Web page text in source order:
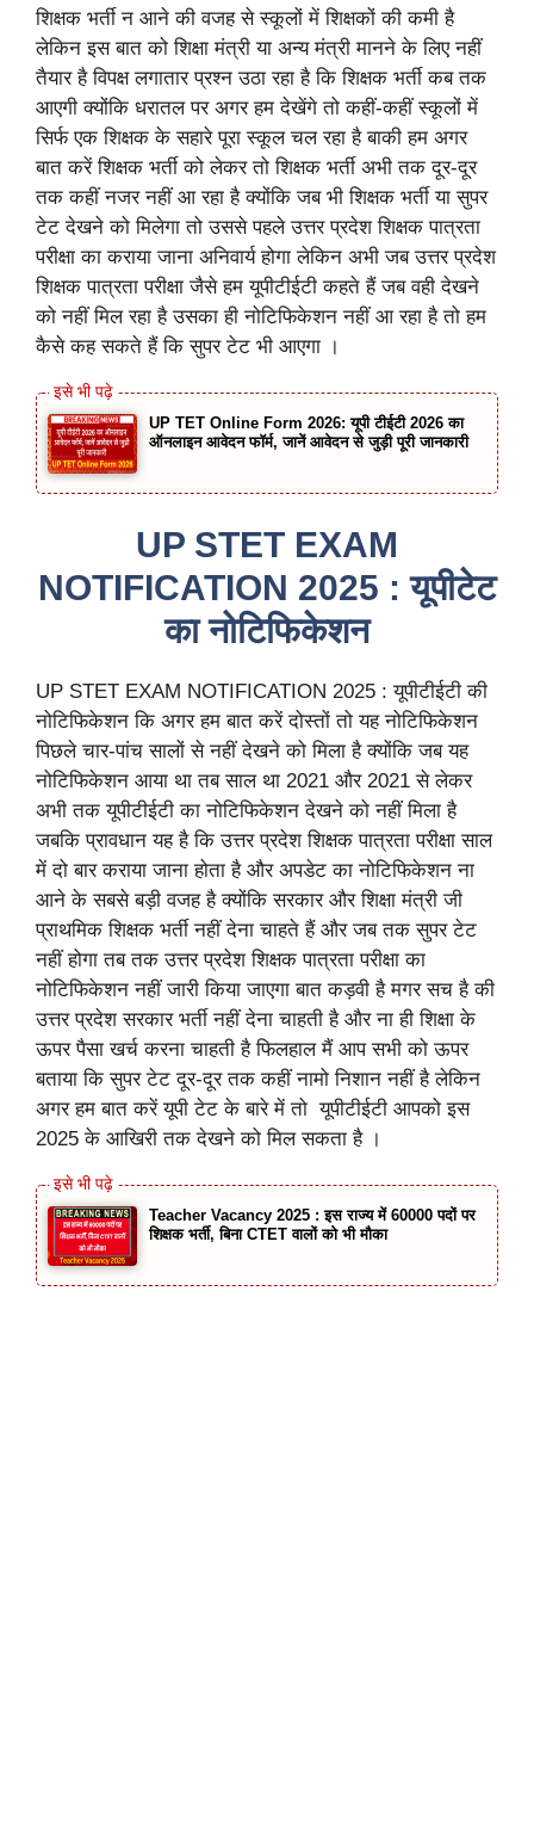
शिक्षक भर्ती न आने की वजह से स्कूलों में शिक्षकों की कमी है
लेकिन इस बात को शिक्षा मंत्री या अन्य मंत्री मानने के लिए नहीं
तैयार है विपक्ष लगातार प्रश्न उठा रहा है कि शिक्षक भर्ती कब तक
आएगी क्योंकि धरातल पर अगर हम देखेंगे तो कहीं-कहीं स्कूलों में
सिर्फ एक शिक्षक के सहारे पूरा स्कूल चल रहा है बाकी हम अगर
बात करें शिक्षक भर्ती को लेकर तो शिक्षक भर्ती अभी तक दूर-दूर
तक कहीं नजर नहीं आ रहा है क्योंकि जब भी शिक्षक भर्ती या सुपर
टेट देखने को मिलेगा तो उससे पहले उत्तर प्रदेश शिक्षक पात्रता
परीक्षा का कराया जाना अनिवार्य होगा लेकिन अभी जब उत्तर प्रदेश
शिक्षक पात्रता परीक्षा जैसे हम यूपीटीईटी कहते हैं जब वही देखने
को नहीं मिल रहा है उसका ही नोटिफिकेशन नहीं आ रहा है तो हम
कैसे कह सकते हैं कि सुपर टेट भी आएगा ।
UP TET Online Form 2026: यूपी टीईटी 2026 का
ऑनलाइन आवेदन फॉर्म, जानें आवेदन से जुड़ी पूरी जानकारी
UP STET EXAM
NOTIFICATION 2025 : यूपीटेट
का नोटिफिकेशन
UP STET EXAM NOTIFICATION 2025 : यूपीटीईटी की
नोटिफिकेशन कि अगर हम बात करें दोस्तों तो यह नोटिफिकेशन
पिछले चार-पांच सालों से नहीं देखने को मिला है क्योंकि जब यह
नोटिफिकेशन आया था तब साल था 2021 और 2021 से लेकर
अभी तक यूपीटीईटी का नोटिफिकेशन देखने को नहीं मिला है
जबकि प्रावधान यह है कि उत्तर प्रदेश शिक्षक पात्रता परीक्षा साल
में दो बार कराया जाना होता है और अपडेट का नोटिफिकेशन ना
आने के सबसे बड़ी वजह है क्योंकि सरकार और शिक्षा मंत्री जी
प्राथमिक शिक्षक भर्ती नहीं देना चाहते हैं और जब तक सुपर टेट
नहीं होगा तब तक उत्तर प्रदेश शिक्षक पात्रता परीक्षा का
नोटिफिकेशन नहीं जारी किया जाएगा बात कड़वी है मगर सच है की
उत्तर प्रदेश सरकार भर्ती नहीं देना चाहती है और ना ही शिक्षा के
ऊपर पैसा खर्च करना चाहती है फिलहाल मैं आप सभी को ऊपर
बताया कि सुपर टेट दूर-दूर तक कहीं नामो निशान नहीं है लेकिन
अगर हम बात करें यूपी टेट के बारे में तो यूपीटीईटी आपको इस
2025 के आखिरी तक देखने को मिल सकता है ।
Teacher Vacancy 2025 : इस राज्य में 60000 पदों पर
शिक्षक भर्ती, बिना CTET वालों को भी मौका